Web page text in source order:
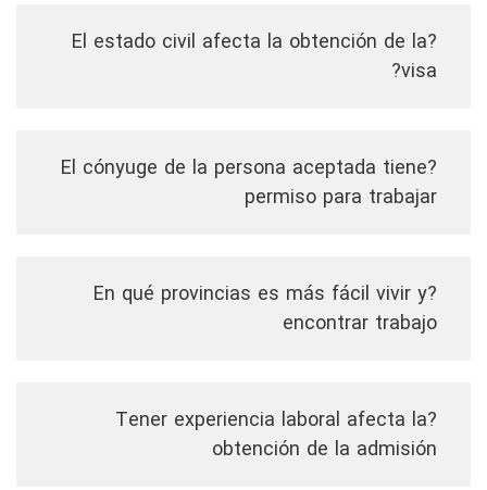
?El estado civil afecta la obtención de la
visa?
?El cónyuge de la persona aceptada tiene
permiso para trabajar
?En qué provincias es más fácil vivir y
encontrar trabajo
?Tener experiencia laboral afecta la
obtención de la admisión